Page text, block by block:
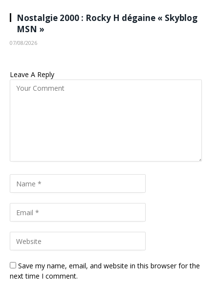
Nostalgie 2000 : Rocky H dégaine « Skyblog
MSN »
07/08/2026
Leave A Reply
Save my name, email, and website in this browser for the
next time I comment.